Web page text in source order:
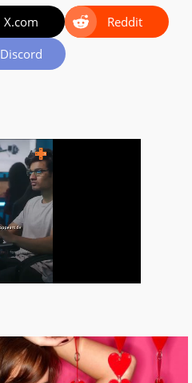
X.com
Reddit
Discord